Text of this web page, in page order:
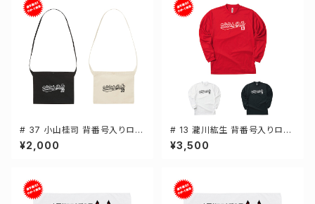
# 37 小山桂司 背番号入りロゴ
キャンバスサコッシュ 選手還元
2カラー 001461
¥2,000
# 13 瀧川紘生 背番号入りロゴ
ドライTシャツ 長袖 選手還元 3
カラー S-5Lサイズ 000304
¥3,500